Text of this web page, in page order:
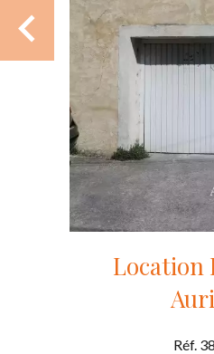
Location
Réf.